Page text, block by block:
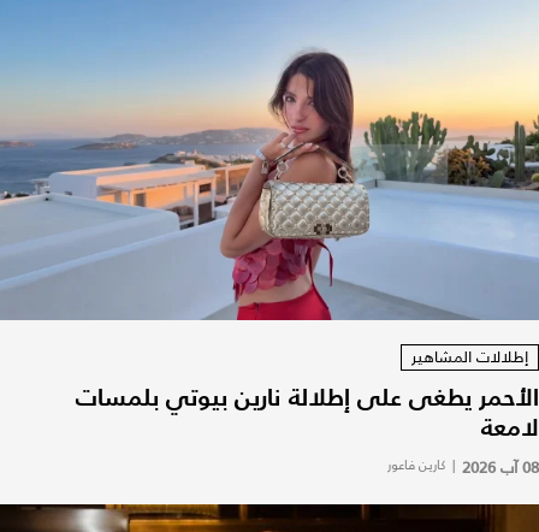
إطلالات المشاهير
الأحمر يطغى على إطلالة نارين بيوتي بلمسات
لامعة
08 آب 2026 | كارين فاعور